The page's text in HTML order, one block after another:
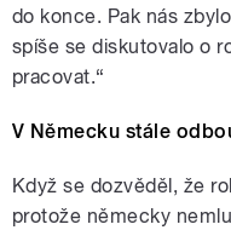
do konce. Pak nás
spíše se diskutovalo o
pracovat.“
V Německu stále
Když se dozvěděl, že
protože německy